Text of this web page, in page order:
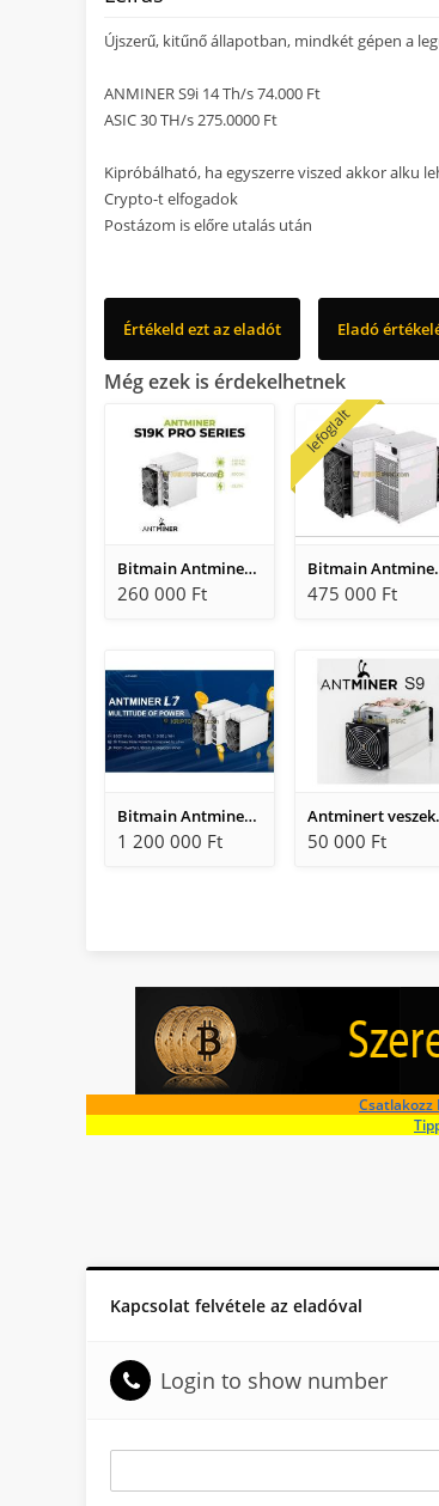
Újszerű, kitűnő állapotban, mindkét gépen a
ANMINER S9i 14 Th/s 74.000 Ft
ASIC 30 TH/s 275.0000 Ft
Kipróbálható, ha egyszerre viszed akkor alku
Crypto-t elfogadok
Postázom is előre utalás után
Értékeld ezt az eladót Eladó
Még ezek is érdekelhetnek
Bitmain Antminer S19Kpro 115 TH eladó
260 000 Ft
lefoglalt
Bitmain
475 000 Ft
Bitmain Antminer L7 Litecoin, Dogecoin miner eladó 9500 MHS
1 200 000 Ft
Antminert veszek.
50 000 Ft
Csatlakozz
Kapcsolat felvétele az eladóval
Login to show number